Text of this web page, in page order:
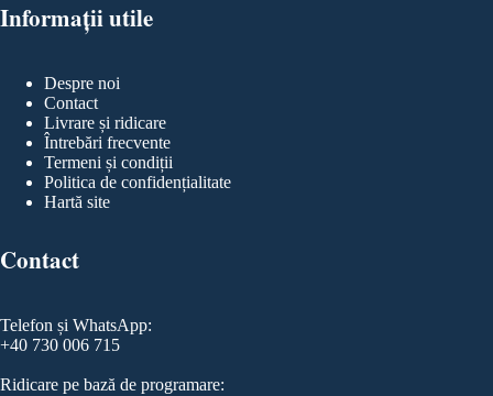
Informații utile
Despre noi
Contact
Livrare și ridicare
Întrebări frecvente
Termeni și condiții
Politica de confidențialitate
Hartă site
Contact
Telefon și WhatsApp:
+40 730 006 715
Ridicare pe bază de programare: